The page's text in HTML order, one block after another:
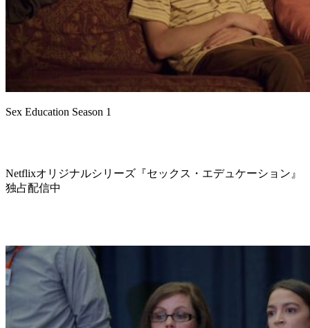
Sex Education Season 1
Netflixオリジナルシリーズ『セックス・エデュケーション』
独占配信中